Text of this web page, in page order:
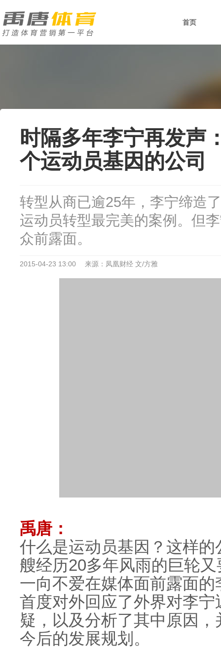
首页
时隔多年李宁再发声
个运动员基因的公司
转型从商已逾25年，李宁缔造
运动员转型最完美的案例。但
众前露面。
2015-04-23 13:00 来源：凤凰财经 文/方雅
禹唐：
什么是运动员基因？这样
艘经历20多年风雨的巨轮
一向不爱在媒体面前露面
首度对外回应了外界对李
疑，以及分析了其中原因
今后的发展规划。